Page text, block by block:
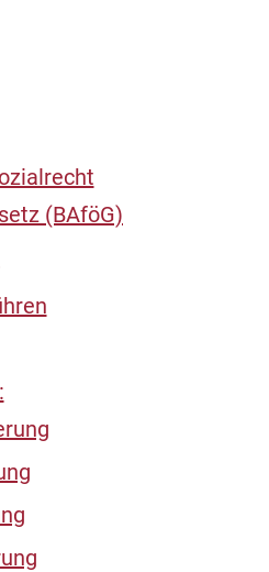
(BAföG)